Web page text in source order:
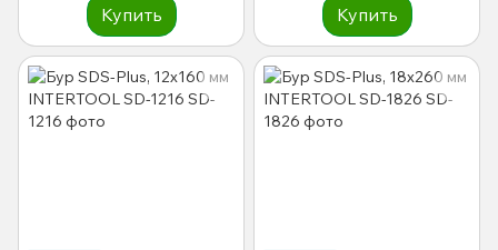
Купить Купить